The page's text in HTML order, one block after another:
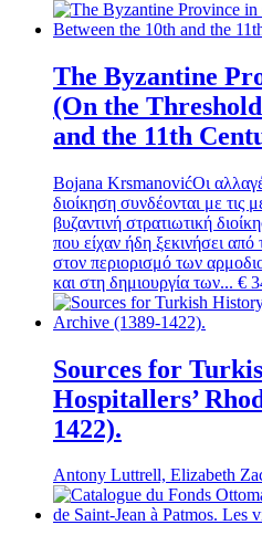
The Byzantine
(On the
and the 11th
Bojana KrsmanovićΟι
διοίκηση συνδέονται με τις
βυζαντινή στρατιωτική
που είχαν ήδη ξεκινήσει
στον περιορισμό των
και στη δημιουργία των... €
Sources for
Hospitallers’
1422).
Antony Luttrell, Elizabeth